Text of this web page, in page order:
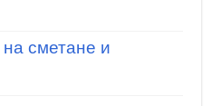
сметане и